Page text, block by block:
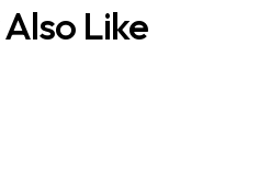
Like